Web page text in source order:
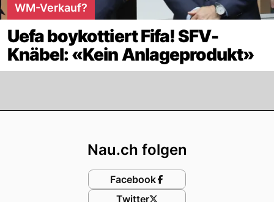
WM-Verkauf?
Uefa boykottiert Fifa! SFV-
Knäbel: «Kein Anlageprodukt»
Nau.ch folgen
Facebook
Twitter